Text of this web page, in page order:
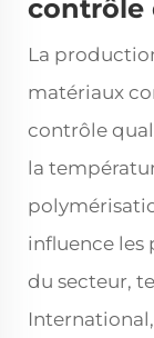
contrôle
La
matériaux
contrôle
la
influence les
du secteur,